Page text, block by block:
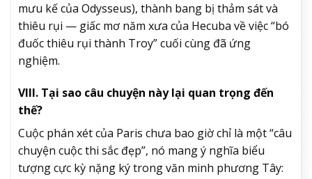
mưu kế của Odysseus), thành bang bị thảm sát và
thiêu rụi — giấc mơ năm xưa của Hecuba về việc “bó
đuốc thiêu rụi thành Troy” cuối cùng đã ứng
nghiệm.
VIII. Tại sao câu chuyện này lại quan trọng đến
thế?
Cuộc phán xét của Paris chưa bao giờ chỉ là một “câu
chuyện cuộc thi sắc đẹp”, nó mang ý nghĩa biểu
tượng cực kỳ nặng ký trong văn minh phương Tây: